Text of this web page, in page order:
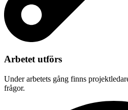
Arbetet utförs
Under arbetets gång finns
frågor.